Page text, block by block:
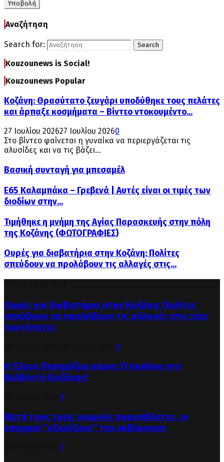
Αναζήτηση
Search for: Search
Kouzounews is Social!
Kouzounews Popular
Κοζάνη: Θρασύτατο ζευγάρι υποδύθηκε τους πελάτες
και άρπαξε κοσμήματα – Βίντεο ντοκουμέντο...
27 Ιουλίου 202627 Ιουλίου 20260
Στο βίντεο φαίνεται η γυναίκα να περιεργάζεται τις
αλυσίδες και να τις βάζει...
Βασική συνταγή για μπεσαμέλ
Ε65 Καλαμπάκα – Γρεβενά | Αυτές είναι οι τιμές των
διοδίων στην...
Τιμήθηκε η μνήμη της Αγίας Παρασκευής στην πόλη
της Κοζάνης (ΦΩΤΟΓΡΑΦΙΕΣ)
Ουρές για διαβατήρια στην Κοζάνη: Πολίτες
σπεύδουν να προλάβουν τις αλλαγές στις...
Ουρές για διαβατήρια στην Κοζάνη: Πολίτες
σπεύδουν να προλάβουν τις αλλαγές στις νέες
ταυτότητες
0
Η Έλενα Παπαρίζου αύριο 31 Ιουλίου στο
Βελβεντό Κοζάνης!
0
Μετά τους τρεις νεκρούς πυροσβέστες, οι
εποχικοί “αδειάζουν” την κυβέρνηση
0